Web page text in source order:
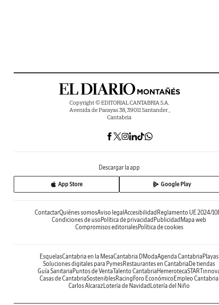
Copyright © EDITORIAL CANTABRIA S.A.
Avenida de Parayas 38, 39011 Santander ,
Cantabria
Descargar la app
App Store Google Play
ContactarQuiénes somosAviso legalAccesibilidadReglamento UE 2024/
Condiciones de usoPolítica de privacidadPublicidadMapa web
Compromisos editorialesPolítica de cookies
EsquelasCantabria en la MesaCantabria DModaAgenda CantabriaPlayas
Soluciones digitales para PymesRestaurantes en CantabriaDe tiendas
Guía SanitariaPuntos de VentaTalento CantabriaHemeroteca
Casas de CantabriaSosteniblesRacingForo EconómicoEmpleo Cantabria
Carlos AlcarazLotería de NavidadLotería del Niño